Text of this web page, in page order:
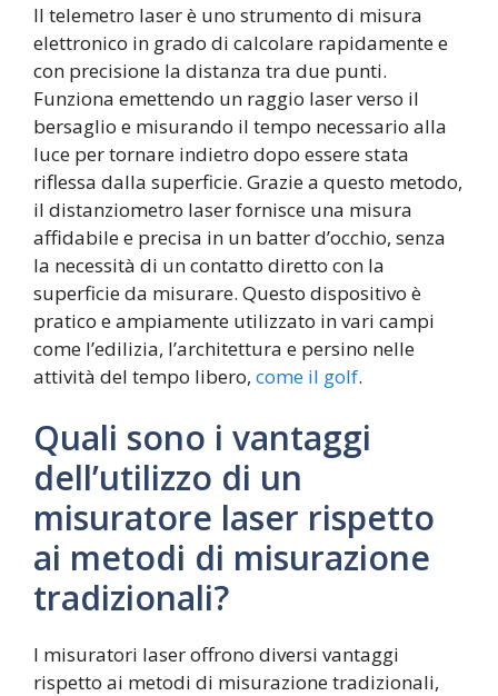
Il telemetro laser è uno strumento di misura
elettronico in grado di calcolare rapidamente e
con precisione la distanza tra due punti.
Funziona emettendo un raggio laser verso il
bersaglio e misurando il tempo necessario alla
luce per tornare indietro dopo essere stata
riflessa dalla superficie. Grazie a questo metodo,
il distanziometro laser fornisce una misura
affidabile e precisa in un batter d’occhio, senza
la necessità di un contatto diretto con la
superficie da misurare. Questo dispositivo è
pratico e ampiamente utilizzato in vari campi
come l’edilizia, l’architettura e persino nelle
attività del tempo libero, come il golf.
Quali sono i vantaggi
dell’utilizzo di un
misuratore laser rispetto
ai metodi di misurazione
tradizionali?
I misuratori laser offrono diversi vantaggi
rispetto ai metodi di misurazione tradizionali,